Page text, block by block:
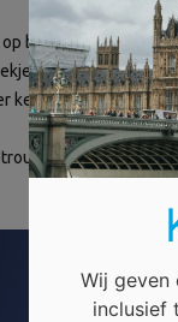
bezoek. Zijn huisje
te brengen.
kerstverhalen.
het Herbert
Wij geven
inclusief